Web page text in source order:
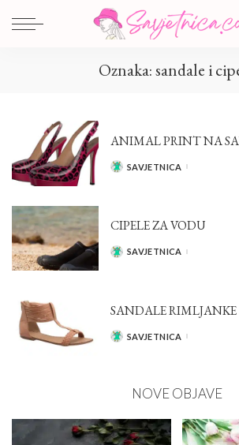
Oznaka:sandale i
ANIMAL PRINT NA
POSTED
SAVJETNICA
CIPELE ZA VODU
POSTED
SAVJETNICA
SANDALE RIMLJANKE
POSTED
SAVJETNICA
NOVE OBJAVE